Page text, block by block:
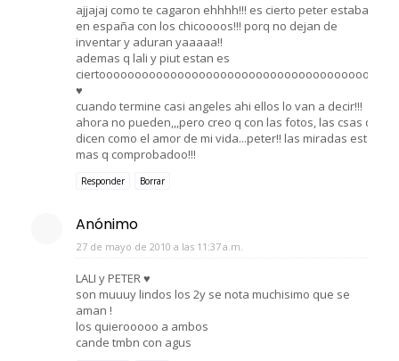
ajjajaj como te cagaron ehhhh!!! es cierto peter estaba
en españa con los chicoooos!!! porq no dejan de
inventar y aduran yaaaaa!!
ademas q lali y piut estan es
ciertoooooooooooooooooooooooooooooooooooooo!!!!-
♥
cuando termine casi angeles ahi ellos lo van a decir!!!
ahora no pueden,,,pero creo q con las fotos, las csas q
dicen como el amor de mi vida...peter!! las miradas esta
mas q comprobadoo!!!
Responder Borrar
Anónimo
27 de mayo de 2010 a las 11:37 a.m.
LALI y PETER ♥
son muuuy lindos los 2y se nota muchisimo que se
aman !
los quierooooo a ambos
cande tmbn con agus